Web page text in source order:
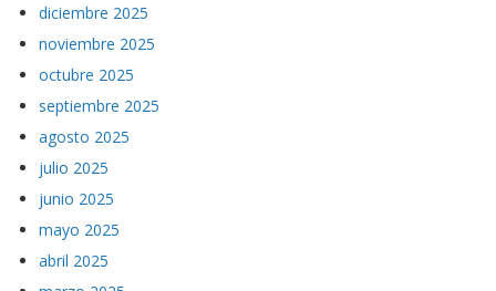
diciembre 2025
noviembre 2025
octubre 2025
septiembre 2025
agosto 2025
julio 2025
junio 2025
mayo 2025
abril 2025